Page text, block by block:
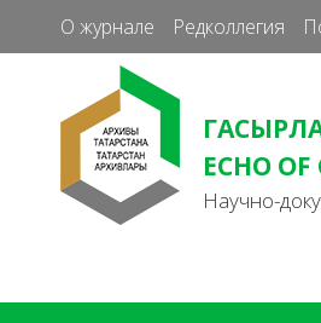
О журнале Редколлегия
ECHO
Научно-